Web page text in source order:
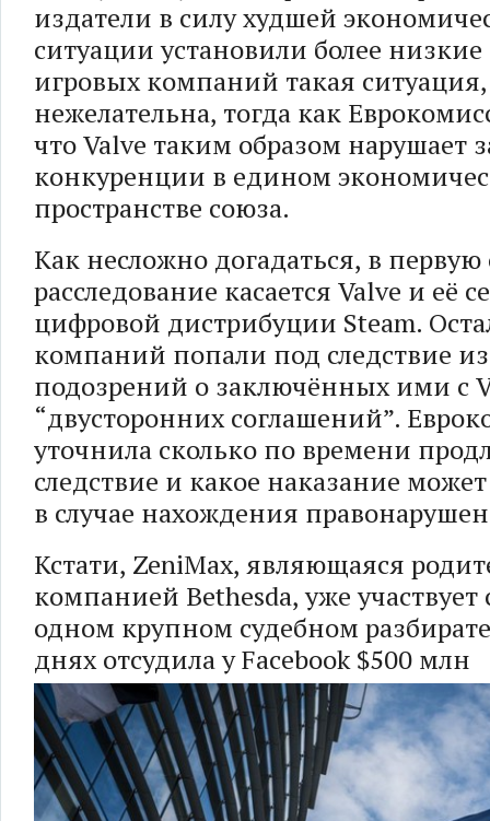
издатели в силу худшей
ситуации установили более
игровых компаний такая
нежелательна, тогда как
что Valve таким образом нарушает
конкуренции в едином
пространстве союза.
Как несложно догадаться, в первую
расследование касается Valve и её
цифровой дистрибуции Steam.
компаний попали под следствие
подозрений о заключённых ими с
“двусторонних соглашений”.
уточнила сколько по времени
следствие и какое наказание
в случае нахождения
Кстати, ZeniMax, являющаяся
компанией Bethesda, уже участвует
одном крупном судебном
днях отсудила у Facebook $500 млн